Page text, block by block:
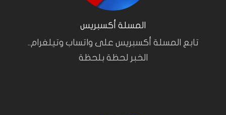
المسلة أكسبريس
تابع المسلة أكسبريس على واتساب وتيلغرام..
الخبر لحظة بلحظة